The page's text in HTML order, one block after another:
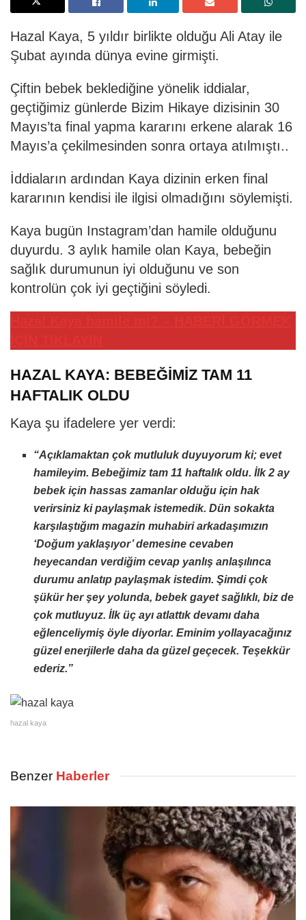
Hazal Kaya, 5 yıldır birlikte olduğu Ali Atay ile
Şubat ayında dünya evine girmişti.
Çiftin bebek beklediğine yönelik iddialar,
geçtiğimiz günlerde Bizim Hikaye dizisinin 30
Mayıs’ta final yapma kararını erkene alarak 16
Mayıs’a çekilmesinden sonra ortaya atılmıştı..
İddiaların ardından Kaya dizinin erken final
kararının kendisi ile ilgisi olmadığını söylemişti.
Kaya bugün Instagram’dan hamile olduğunu
duyurdu. 3 aylık hamile olan Kaya, bebeğin
sağlık durumunun iyi olduğunu ve son
kontrolün çok iyi geçtiğini söyledi.
HAZAL KAYA: BEBEĞİMİZ TAM 11
HAFTALIK OLDU
Kaya şu ifadelere yer verdi:
“Açıklamaktan çok mutluluk duyuyorum ki; evet
hamileyim. Bebeğimiz tam 11 haftalık oldu. İlk 2 ay
bebek için hassas zamanlar olduğu için hak
verirsiniz ki paylaşmak istemedik. Dün sokakta
karşılaştığım magazin muhabiri arkadaşımızın
‘Doğum yaklaşıyor’ demesine cevaben
heyecandan verdiğim cevap yanlış anlaşılınca
durumu anlatıp paylaşmak istedim. Şimdi çok
şükür her şey yolunda, bebek gayet sağlıklı, biz de
çok mutluyuz. İlk üç ayı atlattık devamı daha
eğlenceliymiş öyle diyorlar. Eminim yollayacağınız
güzel enerjilerle daha da güzel geçecek. Teşekkür
ederiz.”
hazal kaya
Benzer Haberler